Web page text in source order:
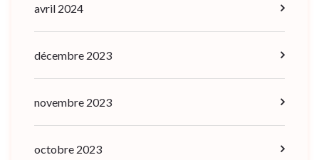
avril 2024
décembre 2023
novembre 2023
octobre 2023